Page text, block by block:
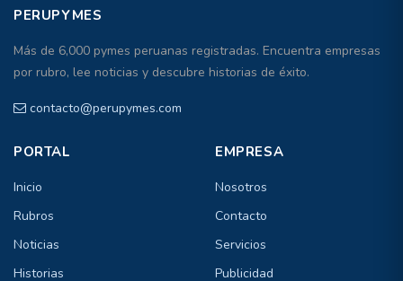
PERUPYMES
Más de 6,000 pymes peruanas registradas. Encuentra empresas
por rubro, lee noticias y descubre historias de éxito.
contacto@perupymes.com
PORTAL
Inicio
Rubros
Noticias
Historias
EMPRESA
Nosotros
Contacto
Servicios
Publicidad